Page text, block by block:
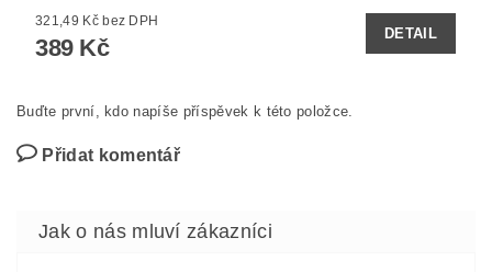
321,49 Kč bez DPH
389 Kč
DETAIL
Buďte první, kdo napíše příspěvek k této položce.
Přidat komentář